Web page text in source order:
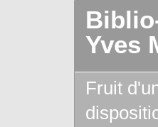
Yves
Fruit